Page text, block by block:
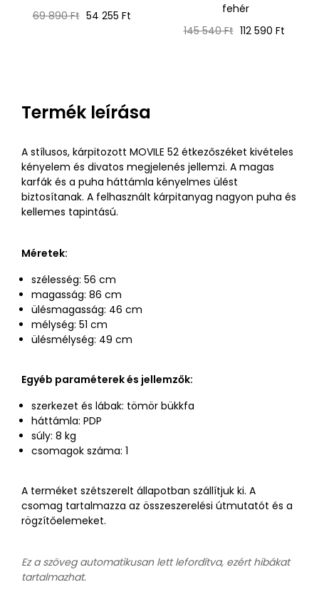
Normál
69 890 Ft Ár
54 255 Ft
fehér
Normál
145 540 Ft Ár
112 590 Ft
Termék leírása
A stílusos, kárpitozott MOVILE 52 étkezőszéket kivételes
kényelem és divatos megjelenés jellemzi. A magas
karfák és a puha háttámla kényelmes ülést
biztosítanak. A felhasznált kárpitanyag nagyon puha és
kellemes tapintású.
Méretek:
szélesség: 56 cm
magasság: 86 cm
ülésmagasság: 46 cm
mélység: 51 cm
ülésmélység: 49 cm
Egyéb paraméterek és jellemzők:
szerkezet és lábak: tömör bükkfa
háttámla: PDP
súly: 8 kg
csomagok száma: 1
A terméket szétszerelt állapotban szállítjuk ki. A
csomag tartalmazza az összeszerelési útmutatót és a
rögzítőelemeket.
Ez a szöveg automatikusan lett lefordítva, ezért hibákat
tartalmazhat.